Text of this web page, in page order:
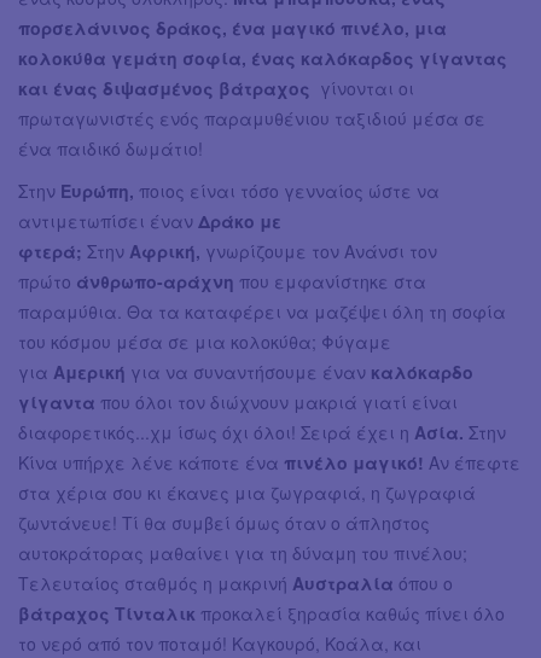
πορσελάνινος δράκος, ένα μαγικό πινέλο, μια
κολοκύθα γεμάτη σοφία, ένας καλόκαρδος γίγαντας
και ένας διψασμένος βάτραχος γίνονται οι
πρωταγωνιστές ενός παραμυθένιου ταξιδιού μέσα σε
ένα παιδικό δωμάτιο!
Στην Ευρώπη, ποιος είναι τόσο γενναίος ώστε να
αντιμετωπίσει έναν Δράκο με
φτερά; Στην Αφρική, γνωρίζουμε τον Ανάνσι τον
πρώτο άνθρωπο-αράχνη που εμφανίστηκε στα
παραμύθια. Θα τα καταφέρει να μαζέψει όλη τη σοφία
του κόσμου μέσα σε μια κολοκύθα; Φύγαμε
για Αμερική για να συναντήσουμε έναν καλόκαρδο
γίγαντα που όλοι τον διώχνουν μακριά γιατί είναι
διαφορετικός...χμ ίσως όχι όλοι! Σειρά έχει η Ασία. Στην
Κίνα υπήρχε λένε κάποτε ένα πινέλο μαγικό! Αν έπεφτε
στα χέρια σου κι έκανες μια ζωγραφιά, η ζωγραφιά
ζωντάνευε! Τί θα συμβεί όμως όταν ο άπληστος
αυτοκράτορας μαθαίνει για τη δύναμη του πινέλου;
Τελευταίος σταθμός η μακρινή Αυστραλία όπου ο
βάτραχος Τίνταλικ προκαλεί ξηρασία καθώς πίνει όλο
το νερό από τον ποταμό! Καγκουρό, Κοάλα, και